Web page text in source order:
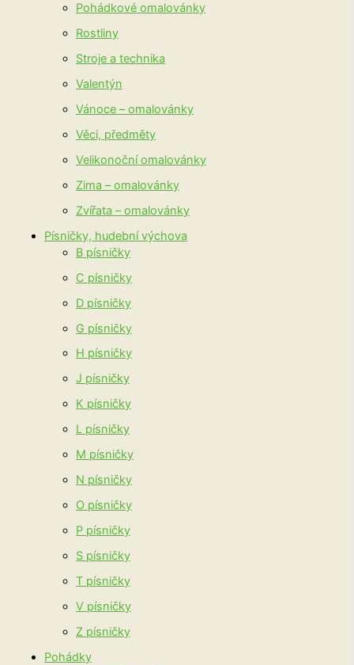
Pohádkové omalovánky
Rostliny
Stroje a technika
Valentýn
Vánoce – omalovánky
Věci, předměty
Velikonoční omalovánky
Zima – omalovánky
Zvířata – omalovánky
Písničky, hudební výchova
B písničky
C písničky
D písničky
G písničky
H písničky
J písničky
K písničky
L písničky
M písničky
N písničky
O písničky
P písničky
S písničky
T písničky
V písničky
Z písničky
Pohádky